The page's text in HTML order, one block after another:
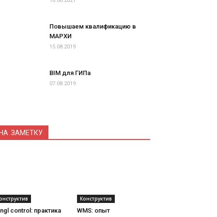
Повышаем квалификацию в
МАРХИ
15.08.2019
BIM для ГИПа
07.08.2019
ЗАМЕТКУ
control: практика
Конструктив
WMS: опыт